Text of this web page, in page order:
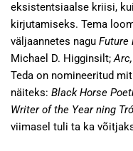
eksistentsiaalse kriisi,
kirjutamiseks. Tema
väljaannetes nagu Future
Michael D. Higginsilt;
Teda on nomineeritud
näiteks: Black Horse
Writer of the Year ning
viimasel tuli ta ka